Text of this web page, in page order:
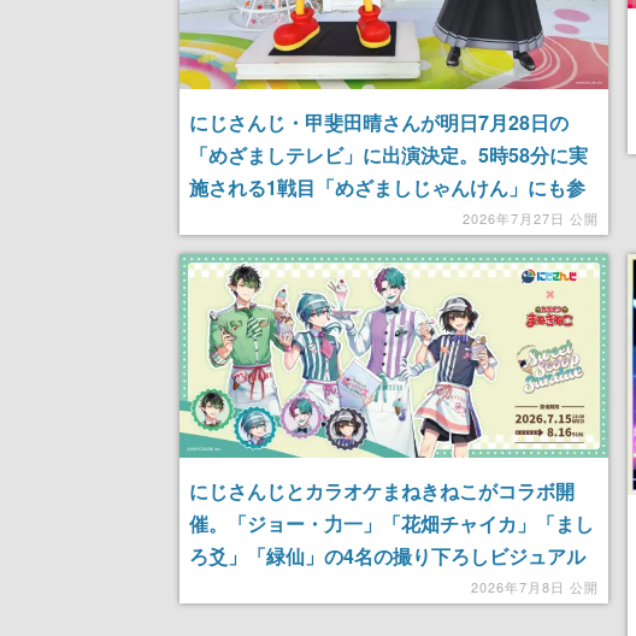
にじさんじ・甲斐田晴さんが明日7月28日の
「めざましテレビ」に出演決定。5時58分に実
施される1戦目「めざましじゃんけん」にも参
戦、一発ギャグや原稿読みに挑戦したほか、ワ
ンマンライブへの意気込みも語る
2026年7月27日 公開
にじさんじとカラオケまねきねこがコラボ開
催。「ジョー・力一」「花畑チャイカ」「まし
ろ爻」「緑仙」の4名の撮り下ろしビジュアル
を使用したコラボメニューやコラボグッズが展
2026年7月8日 公開